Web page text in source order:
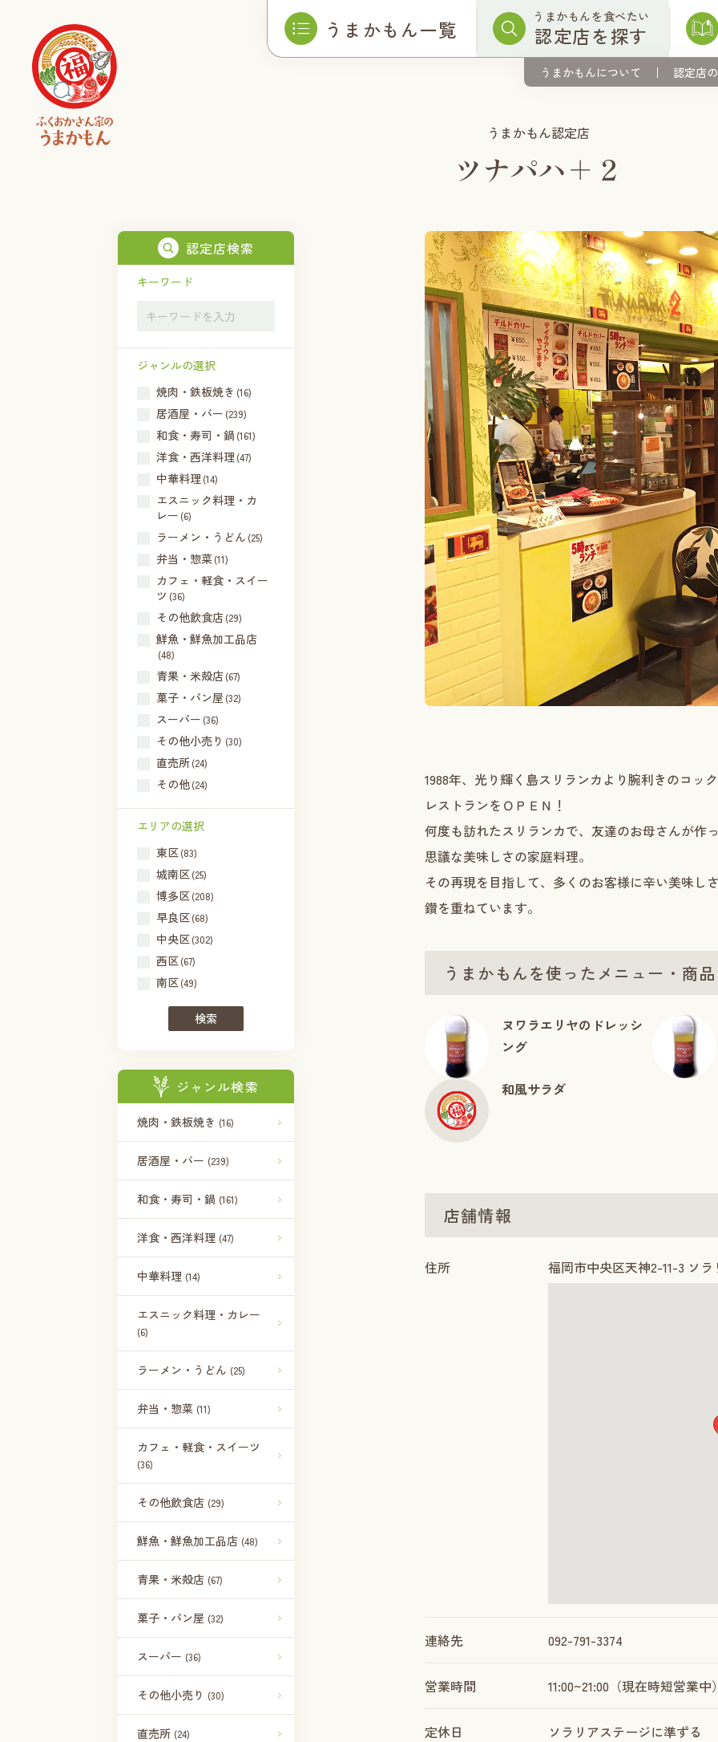
うまかもん一覧 うまかもんを食べたい
認定店を探す
うまかもんについて 認定店
うまかもん認定店
ツナパハ＋２
認定店検索
キーワード
ジャンルの選択
焼肉・鉄板焼き (16)
居酒屋・バー (239)
和食・寿司・鍋 (161)
洋食・西洋料理 (47)
中華料理 (14)
エスニック料理・カ
レー (6)
ラーメン・うどん (25)
弁当・惣菜(11)
カフェ・軽食・スイー
ツ (36)
その他飲食店(29)
鮮魚・鮮魚加工品店
(48)
青果・米殻店(67)
菓子・パン屋 (32)
スーパー (36)
その他小売り (30)
直売所(24)
その他(24)
エリアの選択
東区(83)
城南区(25)
博多区(208)
早良区(68)
中央区(302)
西区(67)
南区(49)
検索
ジャンル検索
焼肉・鉄板焼き (16)
居酒屋・バー (239)
和食・寿司・鍋 (161)
洋食・西洋料理 (47)
中華料理 (14)
エスニック料理・カレー
(6)
ラーメン・うどん (25)
弁当・惣菜 (11)
カフェ・軽食・スイーツ
(36)
その他飲食店 (29)
鮮魚・鮮魚加工品店 (48)
青果・米殻店 (67)
菓子・パン屋 (32)
スーパー (36)
その他小売り (30)
直売所 (24)
1988年、光り輝く島スリランカより腕利きのコッ
レストランをＯＰＥＮ！
何度も訪れたスリランカで、友達のお母さんが作
思議な美味しさの家庭料理。
その再現を目指して、多くのお客様に辛い美味し
鑽を重ねています。
うまかもんを使ったメニュー・商品
ヌワラエリヤのドレッシ
ング
和風サラダ
店舗情報
住所 福岡市中央区天神2-11-3 ソ
連絡先 092-791-3374
営業時間 11:00~21:00（現在時短営業中
定休日 ソラリアステージに準ずる